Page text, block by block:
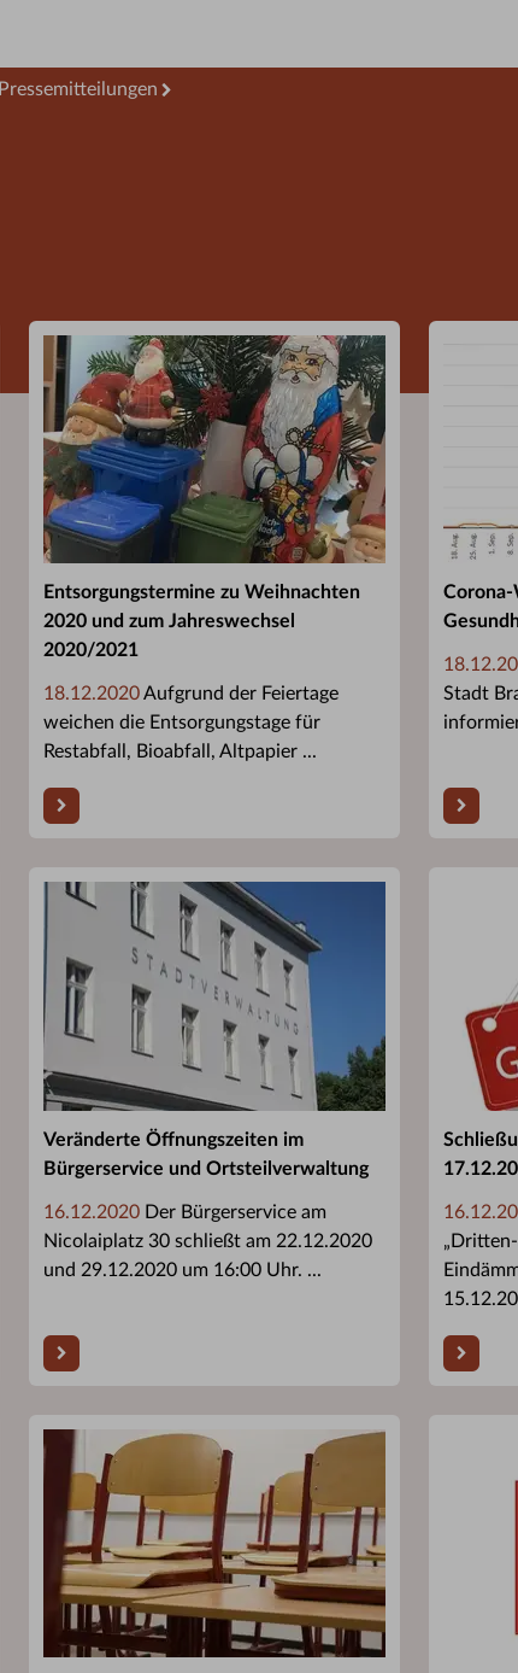
Pressemitteilungen
Entsorgungstermine zu Weihnachten
2020 und zum Jahreswechsel
2020/2021
18.12.2020Aufgrund der Feiertage
weichen die Entsorgungstage für
Restabfall, Bioabfall, Altpapier ...
Stadt
Veränderte Öffnungszeiten im
Bürgerservice und Ortsteilverwaltung
16.12.2020 Der Bürgerservice am
Nicolaiplatz 30 schließt am 22.12.2020
und 29.12.2020 um 16:00 Uhr. ...